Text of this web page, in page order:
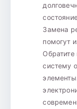
Замена
помогут
систему